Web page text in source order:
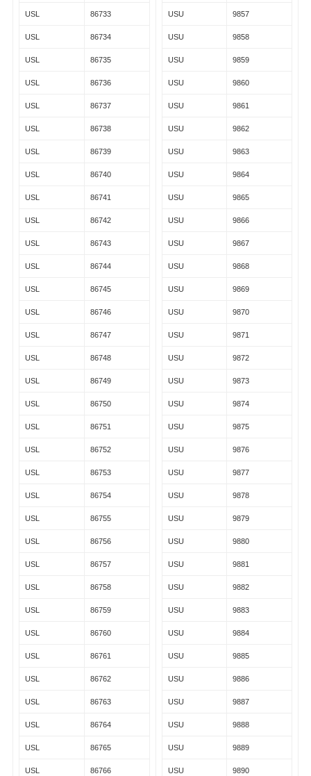
USL 86733
USL 86734
USL 86735
USL 86736
USL 86737
USL 86738
USL 86739
USL 86740
USL 86741
USL 86742
USL 86743
USL 86744
USL 86745
USL 86746
USL 86747
USL 86748
USL 86749
USL 86750
USL 86751
USL 86752
USL 86753
USL 86754
USL 86755
USL 86756
USL 86757
USL 86758
USL 86759
USL 86760
USL 86761
USL 86762
USL 86763
USL 86764
USL 86765
USL 86766
USU 9857
USU 9858
USU 9859
USU 9860
USU 9861
USU 9862
USU 9863
USU 9864
USU 9865
USU 9866
USU 9867
USU 9868
USU 9869
USU 9870
USU 9871
USU 9872
USU 9873
USU 9874
USU 9875
USU 9876
USU 9877
USU 9878
USU 9879
USU 9880
USU 9881
USU 9882
USU 9883
USU 9884
USU 9885
USU 9886
USU 9887
USU 9888
USU 9889
USU 9890